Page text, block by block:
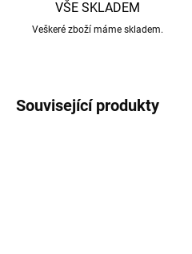
VŠE SKLADEM
Veškeré zboží máme skladem.
Související produkty